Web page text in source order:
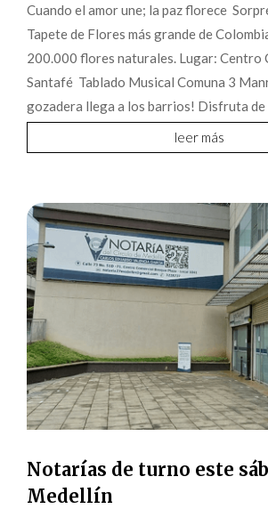
Cuando el amor une; la paz florece
Tapete de Flores más grande de
200.000 flores naturales. Lugar: Centro
Santafé Tablado Musical Comuna 3
gozadera llega a los barrios! Disfruta de
leer más
Notarías de turno este
Medellín